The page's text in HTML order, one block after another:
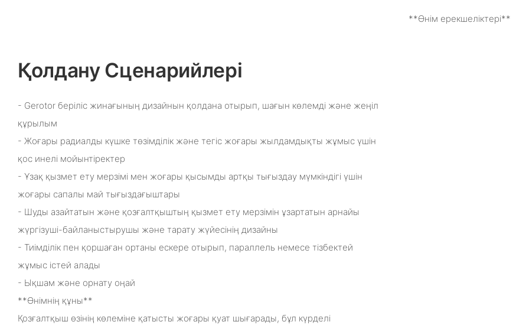
**Өнім ерекшеліктері**
Қолдану Сценарийлері
- Gerotor беріліс жинағының дизайнын қолдана отырып, шағын көлемді және жеңіл
құрылым
- Жоғары радиалды күшке төзімділік және тегіс жоғары жылдамдықты жұмыс үшін
қос инелі мойынтіректер
- Ұзақ қызмет ету мерзімі мен жоғары қысымды артқы тығыздау мүмкіндігі үшін
жоғары сапалы май тығыздағыштары
- Шуды азайтатын және қозғалтқыштың қызмет ету мерзімін ұзартатын арнайы
жүргізуші-байланыстырушы және тарату жүйесінің дизайны
- Тиімділік пен қоршаған ортаны ескере отырып, параллель немесе тізбектей
жұмыс істей алады
- Ықшам және орнату оңай
**Өнімнің құны**
Қозғалтқыш өзінің көлеміне қатысты жоғары қуат шығарады, бұл күрделі